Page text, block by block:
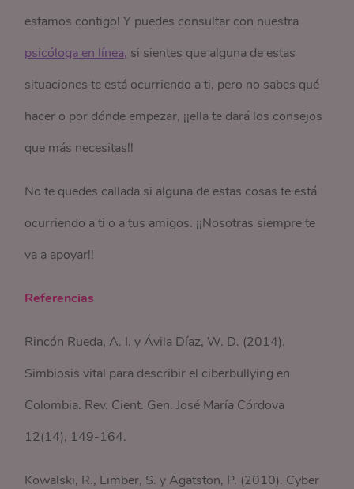
estamos contigo! Y puedes consultar con nuestra
psicóloga en línea, si sientes que alguna de estas
situaciones te está ocurriendo a ti, pero no sabes qué
hacer o por dónde empezar, ¡¡ella te dará los consejos
que más necesitas!!
No te quedes callada si alguna de estas cosas te está
ocurriendo a ti o a tus amigos. ¡¡Nosotras siempre te
va a apoyar!!
Referencias
Rincón Rueda, A. I. y Ávila Díaz, W. D. (2014).
Simbiosis vital para describir el ciberbullying en
Colombia. Rev. Cient. Gen. José María Córdova
12(14), 149-164.
Kowalski, R., Limber, S. y Agatston, P. (2010). Cyber